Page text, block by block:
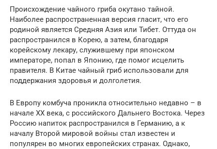
Происхождение чайного гриба окутано тайной.
Наиболее распространенная версия гласит, что его
родиной является Средняя Азия или Тибет. Оттуда он
распространился в Корею, а затем, благодаря
корейскому лекару, служившему при японском
императоре, попал в Японию, где помог исцелить
правителя. В Китае чайный гриб использовали для
поддержания здоровья и долголетия.
В Европу комбуча проникла относительно недавно – в
начале XX века, с российского Дальнего Востока. Через
Россию напиток распространился в Германию, а к
началу Второй мировой войны стал известен и
популярен во многих европейских странах. Однако,